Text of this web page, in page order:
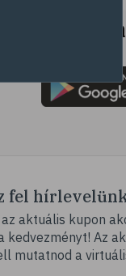
#
#
#
#
#
#
#
Ne
fel
aktuális kupon
kedvezményt! Az
mutatnod a